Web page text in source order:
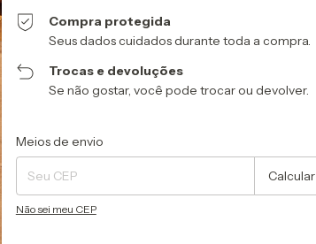
Compra protegida
Seus dados cuidados durante toda a compra.
Trocas e devoluções
Se não gostar, você pode trocar ou devolver.
Entregas para o CEP:
Meios de envio
Calcular
Não sei meu CEP